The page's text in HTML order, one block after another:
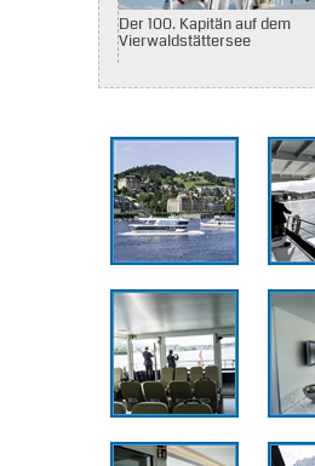
Der 100. Kapitän auf dem
Vierwaldstättersee